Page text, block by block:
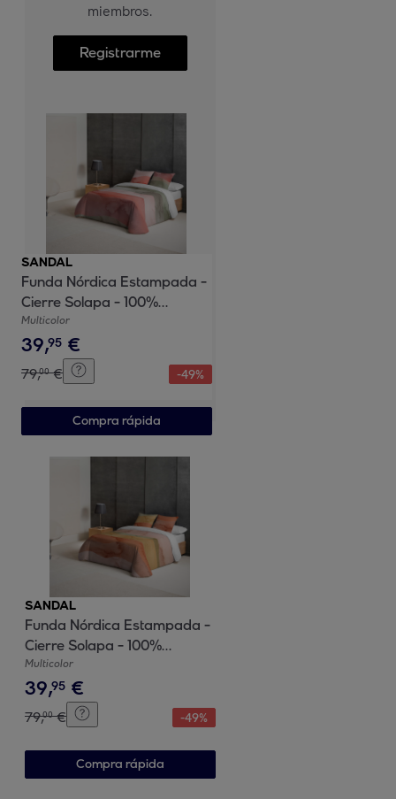
miembros.
Registrarme
SANDAL
Funda Nórdica Estampada -
Cierre Solapa - 100%
Algodón - Incluye 1/2 Fundas
de Almohada - Ocean Red
Multicolor
39,95 €
79,00 € -49%
Compra rápida
SANDAL
Funda Nórdica Estampada -
Cierre Solapa - 100%
Algodón - Incluye 1/2 Fundas
de Almohada - Ocean Terra
Multicolor
39,95 €
79,00 € -49%
Compra rápida